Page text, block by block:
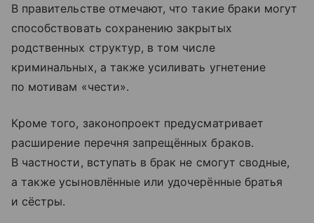
В правительстве отмечают, что такие браки могут
способствовать сохранению закрытых
родственных структур, в том числе
криминальных, а также усиливать угнетение
по мотивам «чести».
Кроме того, законопроект предусматривает
расширение перечня запрещённых браков.
В частности, вступать в брак не смогут сводные,
а также усыновлённые или удочерённые братья
и сёстры.